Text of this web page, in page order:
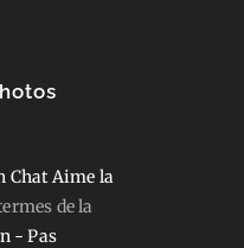
Chat Aime la
de la
- Pas